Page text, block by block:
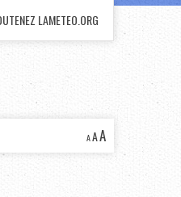
LAMETEO.ORG
AAA